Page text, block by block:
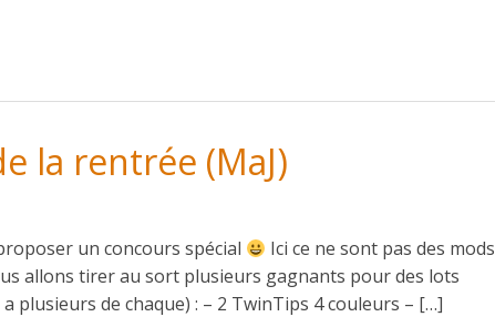
la rentrée (MaJ)
un concours spécial
Ici ce ne sont pas des mods
allons tirer au sort plusieurs gagnants pour des lots
plusieurs de chaque) : – 2 TwinTips 4 couleurs – […]